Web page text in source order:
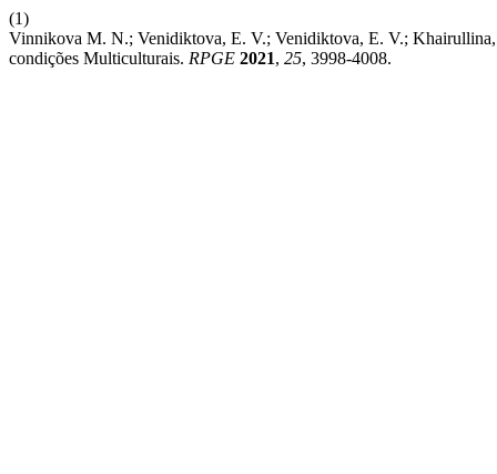
(1)
Vinnikova М. N.; Venidiktova, E. V.; Venidiktova, E. V.; Khairullina,
condições Multiculturais. RPGE 2021, 25, 3998-4008.